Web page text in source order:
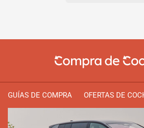
GUÍAS DE COMPRA OFERTAS DE